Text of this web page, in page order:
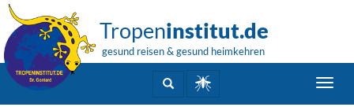
Tropeninstitut.de
gesund reisen & gesund heimkehren